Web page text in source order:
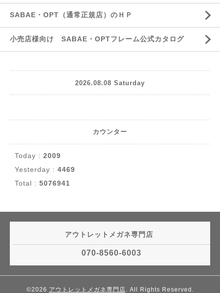
SABAE・OPT（通常正規店）のＨＰ
小売店様向け SABAE・OPTフレーム公式カタログ
2026.08.08 Saturday
カウンター
Today : 2009
Yesterday : 4469
Total : 5076941
アウトレットメガネ専門店
070-8560-6003
©2026 アウトレットメガネ専門店. All Rights Reserved.